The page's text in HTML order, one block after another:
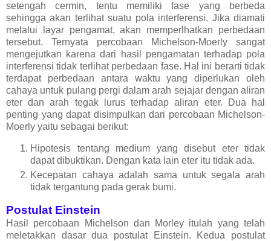
setengah cermin, tentu memiliki fase yang berbeda
sehingga akan terlihat suatu pola interferensi. Jika diamati
melalui layar pengamat, akan memperlhatkan perbedaan
tersebut. Ternyata percobaan Michelson-Moerly sangat
mengejutkan karena dari hasil pengamatan terhadap pola
interferensi tidak terlihat perbedaan fase. Hal ini berarti tidak
terdapat perbedaan antara waktu yang diperlukan oleh
cahaya untuk pulang pergi dalam arah sejajar dengan aliran
eter dan arah tegak lurus terhadap aliran eter. Dua hal
penting yang dapat disimpulkan dari percobaan Michelson-
Moerly yaitu sebagai berikut:
Hipotesis tentang medium yang disebut eter tidak
dapat dibuktikan. Dengan kata lain eter itu tidak ada.
Kecepatan cahaya adalah sama untuk segala arah
tidak tergantung pada gerak bumi.
Postulat Einstein
Hasil percobaan Michelson dan Morley itulah yang telah
meletakkan dasar dua postulat Einstein. Kedua postulat